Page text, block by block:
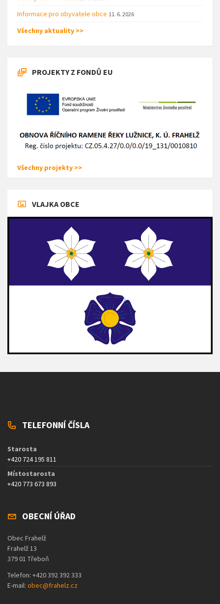
Informace pro obyvatele obce 11. 6. 2026
Všechny aktuality >>
PROJEKTY Z FONDŮ EU
Všechny projekty >>
VLAJKA OBCE
TELEFONNÍ ČÍSLA
Starosta
+420 724 195 811
Místostarosta
+420 773 673 893
OBECNÍ ÚŘAD
Obec Frahelž
Frahelž 13
379 01 Třeboň
Telefon: +420 392 392 333
E-mail: obec@frahelz.cz